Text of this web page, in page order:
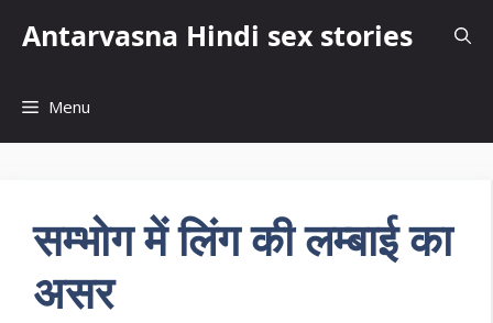
Antarvasna Hindi sex stories
Menu
सम्भोग में लिंग की लम्बाई का
असर